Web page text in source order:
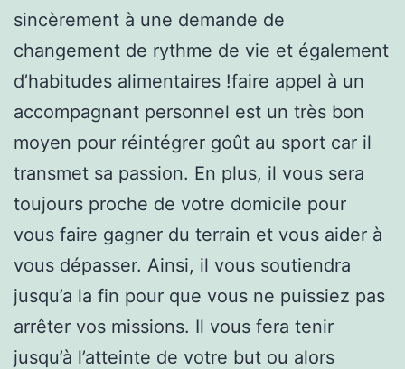
sincèrement à une demande de
changement de rythme de vie et également
d’habitudes alimentaires !faire appel à un
accompagnant personnel est un très bon
moyen pour réintégrer goût au sport car il
transmet sa passion. En plus, il vous sera
toujours proche de votre domicile pour
vous faire gagner du terrain et vous aider à
vous dépasser. Ainsi, il vous soutiendra
jusqu’a la fin pour que vous ne puissiez pas
arrêter vos missions. Il vous fera tenir
jusqu’à l’atteinte de votre but ou alors